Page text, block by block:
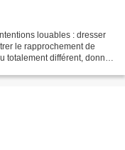
louables : dresser
le rapprochement de
différent, donner